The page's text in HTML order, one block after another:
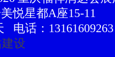
悦星都A座15-11
电话：
设